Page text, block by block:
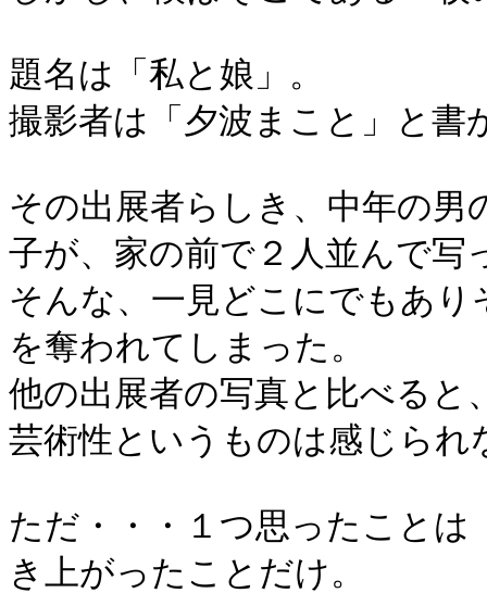
題名は「私と娘」。
撮影者は「夕波まこと」と書
その出展者らしき、中年の
子が、家の前で２人並んで写
そんな、一見どこにでもあ
を奪われてしまった。
他の出展者の写真と比べる
芸術性というものは感じられ
ただ・・・１つ思ったこと
き上がったことだけ。